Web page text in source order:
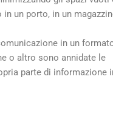
un porto, in un
in un
o altro sono annidate le
parte di informazione